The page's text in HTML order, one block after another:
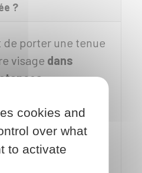
?
de porter une tenue
visage dans
:
le port
d'un accessoire
: port du casque
cookies and
over what
to activate